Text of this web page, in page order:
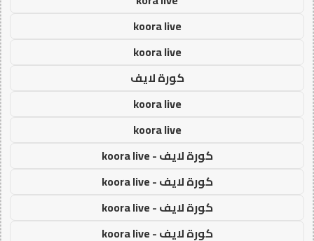
koora live
koora live
كورة لايف
koora live
koora live
كورة لايف - koora live
كورة لايف - koora live
كورة لايف - koora live
كورة لايف - koora live